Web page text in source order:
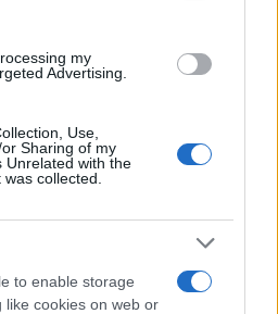
my
Advertising.
Use,
Sharing of my
Unrelated with the
collected.
to enable storage
like cookies on web or
συναλλαγής, κάτι δίνω κάτι
μας συμφωνία για τις βάσεις δεν
παραπάνω. Ούτε χρονικό ορίζοντα
τα κορόιδα,τους μπουνταλάδες να
πράγματα.
θα ερχόμουν Ελλάδα. Ο